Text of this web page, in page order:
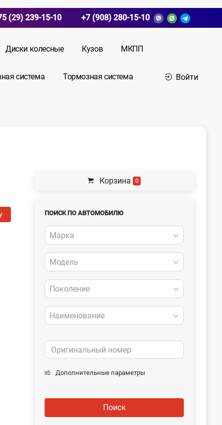
(29) 239-15-10 +7 (908) 280-15-10
Диски колесные Кузов МКПП
система Тормозная система Войти
Корзина 0
ПОИСК ПО АВТОМОБИЛЮ
Марка
Модель
Поколение
Наименование
Дополнительные параметры
Поиск